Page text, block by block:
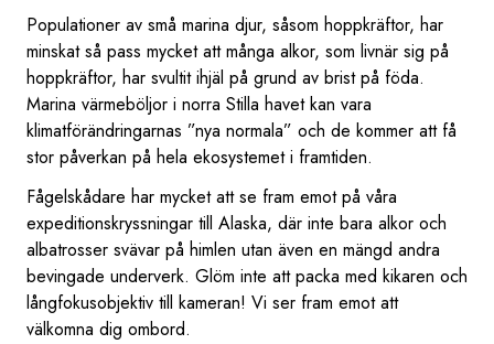
Populationer av små marina djur, såsom hoppkräftor, har
minskat så pass mycket att många alkor, som livnär sig på
hoppkräftor, har svultit ihjäl på grund av brist på föda.
Marina värmeböljor i norra Stilla havet kan vara
klimatförändringarnas ”nya normala” och de kommer att få
stor påverkan på hela ekosystemet i framtiden.
Fågelskådare har mycket att se fram emot på våra
expeditionskryssningar till Alaska, där inte bara alkor och
albatrosser svävar på himlen utan även en mängd andra
bevingade underverk. Glöm inte att packa med kikaren och
långfokusobjektiv till kameran! Vi ser fram emot att
välkomna dig ombord.